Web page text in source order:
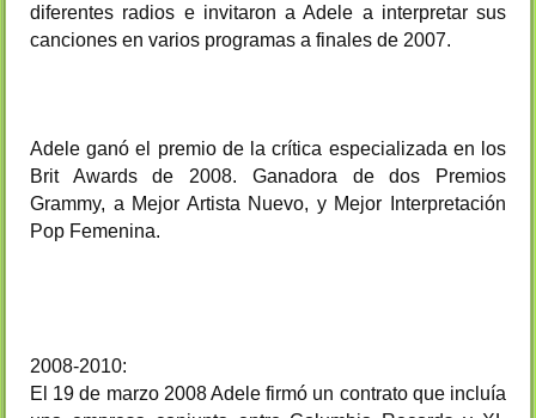
diferentes radios e invitaron a Adele a interpretar sus
canciones en varios programas a finales de 2007.
Adele ganó el premio de la crítica especializada en los
Brit Awards de 2008. Ganadora de dos Premios
Grammy, a Mejor Artista Nuevo, y Mejor Interpretación
Pop Femenina.
2008-2010:
El 19 de marzo 2008 Adele firmó un contrato que incluía